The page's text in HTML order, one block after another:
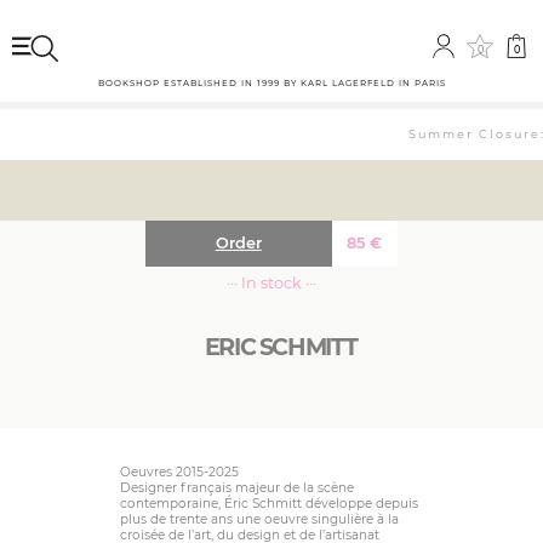
0 0
BOOKSHOP ESTABLISHED IN 1999 BY KARL LAGERFELD IN PARIS
Summer
ERIC SCHMITT
85€
Order
··· In stock ···
Oeuvres 2015-2025
Designer français majeur de la scène
contemporaine, Éric Schmitt développe depuis
plus de trente ans une oeuvre singulière à la
croisée de l’art, du design et de l’artisanat